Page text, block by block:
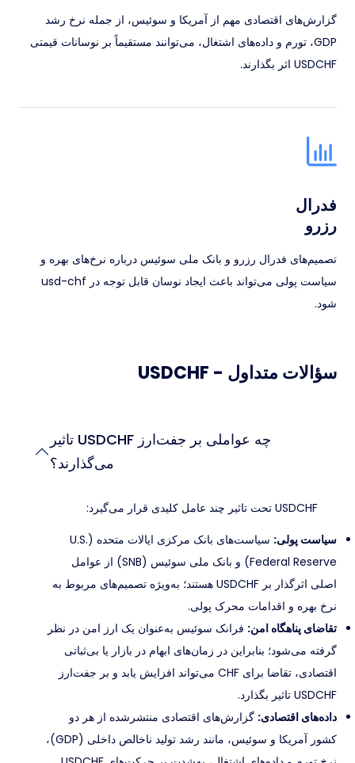
گزارش‌های اقتصادی مهم از آمریکا و سوئیس، از جمله نرخ رشد
GDP، تورم و داده‌های اشتغال، می‌توانند مستقیماً بر نوسانات قیمتی
USDCHF اثر بگذارند.
فدرال
رزرو
تصمیم‌های فدرال رزرو و بانک ملی سوئیس درباره نرخ‌های بهره و
سیاست پولی می‌تواند باعث ایجاد نوسان قابل توجه در usd-chf
شود.
سؤالات متداول - USDCHF
چه عواملی بر جفت‌ارز USDCHF تاثیر
می‌گذارند؟
USDCHF تحت تاثیر چند عامل کلیدی قرار می‌گیرد:
سیاست پولی:
سیاست‌های بانک مرکزی ایالات متحده (U.S.
Federal Reserve) و بانک ملی سوئیس (SNB) از عوامل
اصلی اثرگذار بر USDCHF هستند؛ به‌ویژه تصمیم‌های مربوط به
نرخ بهره و اقدامات محرک پولی.
تقاضای پناهگاه امن: فرانک سوئیس به‌عنوان یک ارز امن در نظر
گرفته می‌شود؛ بنابراین در زمان‌های ابهام در بازار یا بی‌ثباتی
اقتصادی، تقاضا برای CHF می‌تواند افزایش یابد و بر جفت‌ارز
USDCHF تاثیر بگذارد.
داده‌های اقتصادی: گزارش‌های اقتصادی منتشرشده از هر دو
کشور آمریکا و سوئیس، مانند رشد تولید ناخالص داخلی (GDP)،